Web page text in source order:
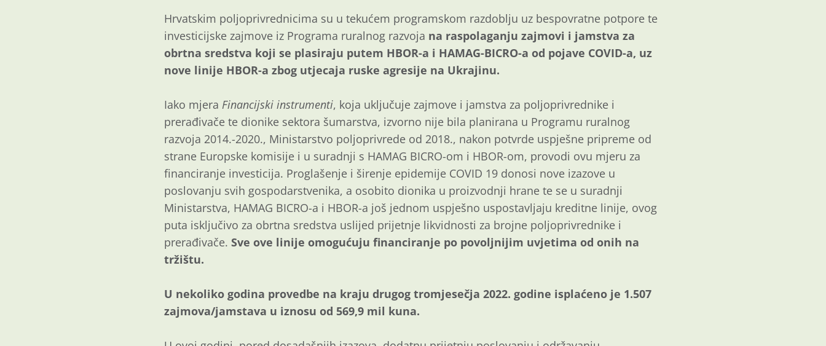
Hrvatskim poljoprivrednicima su u tekućem programskom razdoblju uz bespovratne potpore te
investicijske zajmove iz Programa ruralnog razvoja na raspolaganju zajmovi i jamstva za
obrtna sredstva koji se plasiraju putem HBOR-a i HAMAG-BICRO-a od pojave COVID-a, uz
nove linije HBOR-a zbog utjecaja ruske agresije na Ukrajinu.
Iako mjera Financijski instrumenti, koja uključuje zajmove i jamstva za poljoprivrednike i
prerađivače te dionike sektora šumarstva, izvorno nije bila planirana u Programu ruralnog
razvoja 2014.-2020., Ministarstvo poljoprivrede od 2018., nakon potvrde uspješne pripreme od
strane Europske komisije i u suradnji s HAMAG BICRO-om i HBOR-om, provodi ovu mjeru za
financiranje investicija. Proglašenje i širenje epidemije COVID 19 donosi nove izazove u
poslovanju svih gospodarstvenika, a osobito dionika u proizvodnji hrane te se u suradnji
Ministarstva, HAMAG BICRO-a i HBOR-a još jednom uspješno uspostavljaju kreditne linije, ovog
puta isključivo za obrtna sredstva uslijed prijetnje likvidnosti za brojne poljoprivrednike i
prerađivače. Sve ove linije omogućuju financiranje po povoljnijim uvjetima od onih na
tržištu.
U nekoliko godina provedbe na kraju drugog tromjesečja 2022. godine isplaćeno je 1.507
zajmova/jamstava u iznosu od 569,9 mil kuna.